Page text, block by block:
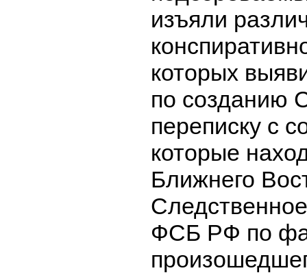
изъяли
которых
по созданию
переписку с
которые
Ближнего
ФСБ РФ по